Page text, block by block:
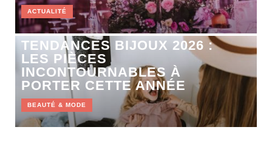
ACTUALITÉ
TENDANCES BIJOUX 2026 :
LES PIÈCES
INCONTOURNABLES À
PORTER CETTE ANNÉE
BEAUTÉ & MODE